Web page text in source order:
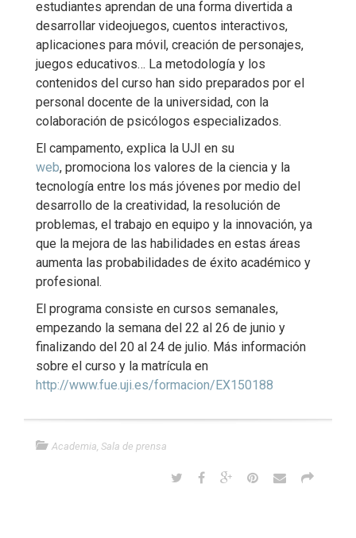
estudiantes aprendan de una forma divertida a
desarrollar videojuegos, cuentos interactivos,
aplicaciones para móvil, creación de personajes,
juegos educativos… La metodología y los
contenidos del curso han sido preparados por el
personal docente de la universidad, con la
colaboración de psicólogos especializados.
El campamento, explica la UJI en su
web, promociona los valores de la ciencia y la
tecnología entre los más jóvenes por medio del
desarrollo de la creatividad, la resolución de
problemas, el trabajo en equipo y la innovación, ya
que la mejora de las habilidades en estas áreas
aumenta las probabilidades de éxito académico y
profesional.
El programa consiste en cursos semanales,
empezando la semana del 22 al 26 de junio y
finalizando del 20 al 24 de julio. Más información
sobre el curso y la matrícula en
http://www.fue.uji.es/formacion/EX150188
Academia, Sala de prensa